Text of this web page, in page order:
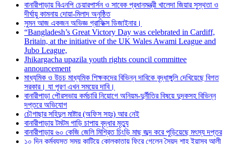
বানারীপাড়ায় বিএনপি চেয়ারপার্সন ও সাবেক প্রধানমন্ত্রী খালেদা জিয়ার সুস্থতা ও
দীর্ঘায়ু কামনায় দোয়া-মিলাদ অনুষ্ঠিত
সুমন আজ একজন অভিজ্ঞ গ্রাফিক্স ডিজাইনার।
“Bangladesh’s Great Victory Day was celebrated in Cardiff,
Britain, at the initiative of the UK Wales Awami League and
Jubo League,
Jhikargacha upazila youth rights council committee
announcement
মাধ্যমিক ও উচচ মাধ্যমিক শিক্ষকদের বিভিন্ন দাবিকে বৃদ্ধাঙ্গুলি দেখিয়েছে বিগত
সরকার। যা পূরণ এখন সময়ের দাবি।
বানারীপাড়া পৌরসভায় কর্মচারি নিয়োগে অনিয়ম-দুর্নীতির বিষয়ে দুদকসহ বিভিন্ন
দপ্তরে অভিযোগ
চৌগাছার সহিদুল মাষ্টার (অফিস সহঃ) আর নেই
বানারীপাড়ায় টমটম গাড়ি চাপায় বৃদ্ধার মৃত্যু
বানারীপাড়ায় ৬০ কেজি জেলি মিশ্রিত চিংড়ি মাছ জব্দ করে পুড়িয়েছে মৎস্য দপ্তর
১০ দিন কর্মব্যস্ত সময় কাটিয়ে কোলকাতায় ফিরে গেলেন সৈয়দ শাহ ইয়াসুব আলী